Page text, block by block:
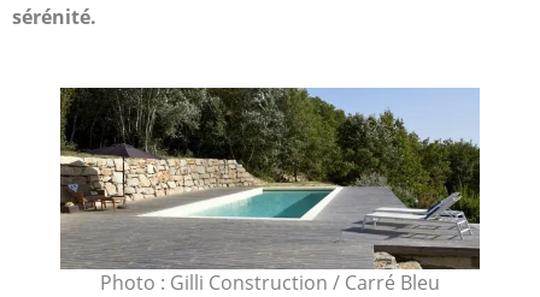
sérénité.
Photo : Gilli Construction / Carré Bleu